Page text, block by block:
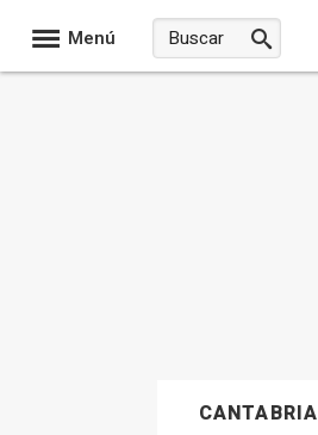
Menú
CANTABRIA